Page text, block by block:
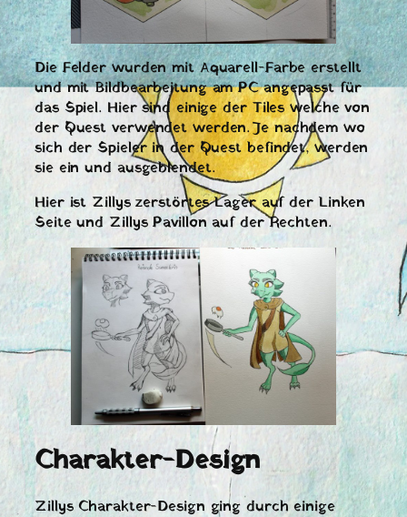
Die Felder wurden mit Aquarell-Farbe erstellt
und mit Bildbearbeitung am PC angepasst für
das Spiel. Hier sind einige der Tiles welche von
der Quest verwendet werden. Je nachdem wo
sich der Spieler in der Quest befindet, werden
sie ein und ausgeblendet.
Hier ist Zillys zerstörtes Lager auf der Linken
Seite und Zillys Pavillon auf der Rechten.
Charakter-Design
Zillys Charakter-Design ging durch einige